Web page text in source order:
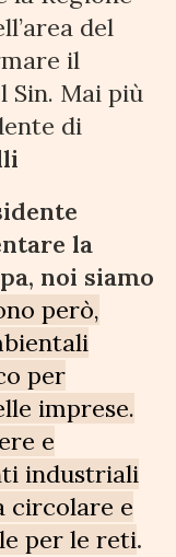
del
il
Sin. Mai più
di
la
noi siamo
però,
per
imprese.
e
industriali
circolare e
per le reti.